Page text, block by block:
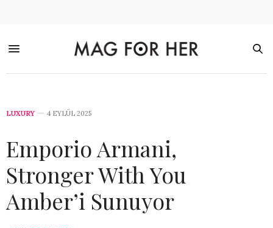
LUXURY 4 EYLÜL 2025
Emporio Armani,
Stronger With You
Amber’i Sunuyor